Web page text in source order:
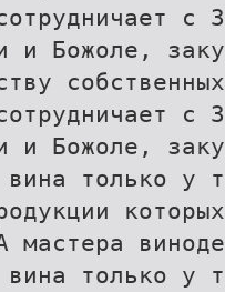
с
и Божоле,
с
и Божоле,
вина только у
мастера
вина только у